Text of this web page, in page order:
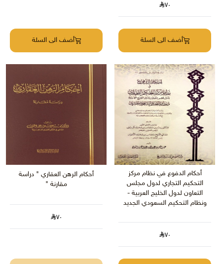
٧٠
أضف الى السلة أضف الى السلة
أحكام الدفوع في نظام مركز
التحكيم التجاري لدول مجلس
التعاون لدول الخليج العربية -
ونظام التحكيم السعودي الجديد
٧٠
أحكام الرهن العقاري " دراسة
مقارنة "
٧٠